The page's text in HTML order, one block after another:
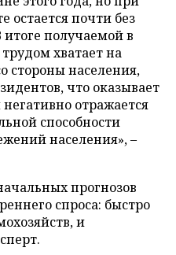
остается почти без
получаемой в
хватает на
стороны населения,
что оказывает
отражается
способности
населения», –
прогнозов
спроса: быстро
и